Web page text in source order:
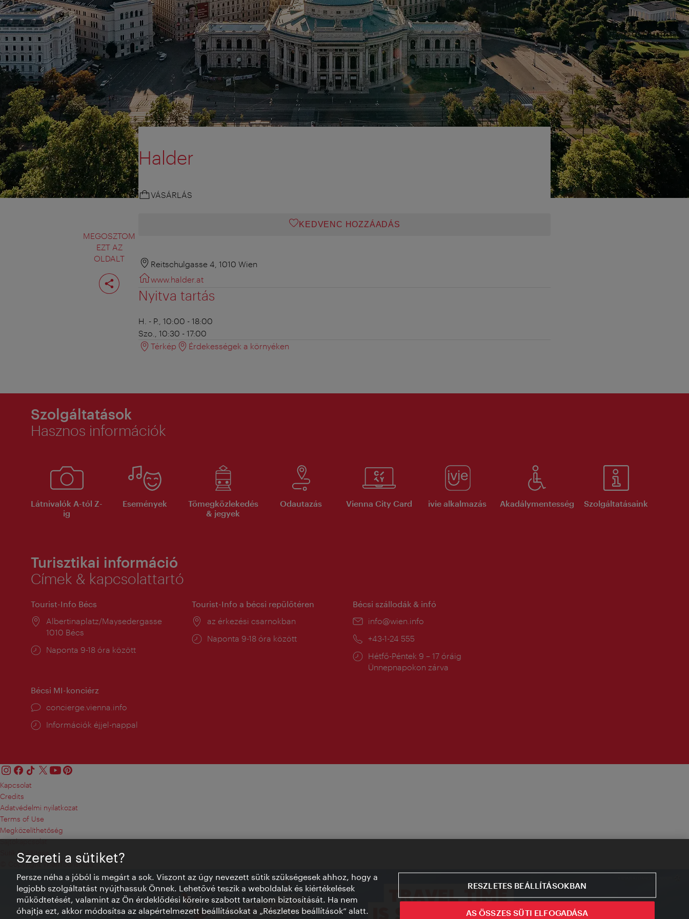
MEGOSZTOM
EZT AZ
OLDALT
Oldal
megosztása
Halder
VÁSÁRLÁS
KEDVENC HOZZÁADÁS
Reitschulgasse 4, 1010 Wien
www.halder.at
Nyitva tartás
H. - P., 10:00 - 18:00
Szo., 10:30 - 17:00
Térkép
Érdekességek a környéken
Szolgáltatások
Hasznos információk
Látnivalók A-tól Z-
ig
Események
Tömegközlekedés
& jegyek
Odautazás Vienna City Card ivie alkalmazás Akadálymentesség Szolgáltatásaink
Turisztikai információ
Címek & kapcsolattartó
Tourist-Info Bécs
Helyszín:
Albertinaplatz/Maysedergasse
1010 Bécs
Nyitva
Naponta 9-18 óra között
Tourist-Info a bécsi repülőtéren
Helyszín:
az érkezési csarnokban
Nyitva
Naponta 9-18 óra között
Bécsi szállodák & infó
E-
info@wien.info
Telefon:
+43-1-24 555
Nyitva
tartás:
Hétfő-Péntek 9 – 17 óráig
Ünnepnapokon zárva
Bécsi MI-konciérz
concierge.vienna.info
Információk éjjel-nappal
Kapcsolat
Credits
Adatvédelmi nyilatkozat
Terms of Use
Megközelíthetőség
Sajtókapcsolat
Sütik beállítása
© Copyright WienTourismus
Szereti a sütiket?
Persze néha a jóból is megárt a sok. Viszont az úgy nevezett sütik szükségesek ahhoz, hogy a
legjobb szolgáltatást nyújthassuk Önnek. Lehetővé teszik a weboldalak és kiértékelések
működtetését, valamint az Ön érdeklődési köreire szabott tartalom biztosítását. Ha nem
óhajtja ezt, akkor módosítsa az alapértelmezett beállításokat a „Részletes beállítások“ alatt.
RESZLETES BEÁLLÍTÁSOKBAN
AS ÖSSZES SÜTI ELFOGADÁSA